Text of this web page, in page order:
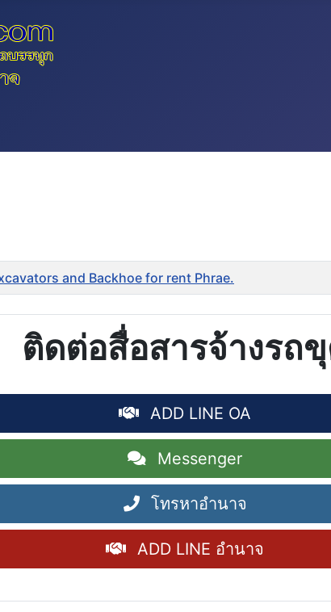
and Backhoe for rent Phrae.
ติดต่อสื่อสารจ้างรถ
ADD LINE OA
Messenger
โทรหาอำนาจ
ADD LINE อำนาจ